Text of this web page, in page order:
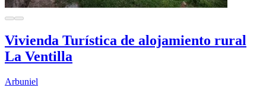
Vivienda Turística de alojamiento rural
La Ventilla
Arbuniel